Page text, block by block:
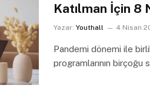
Katılman İçin 8
Yazar: Youthall 4 Nisan
Pandemi dönemi ile
programlarının birçoğu